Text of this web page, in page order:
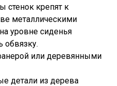
стенок крепят к
металлическими
уровне сиденья
обвязку.
или деревянными
детали из дерева